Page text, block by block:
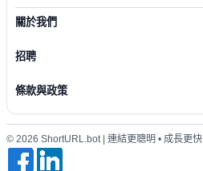
關於我們
招聘
條款與政策
© 2026 ShortURL.bot | 連結更聰明 • 成長更快